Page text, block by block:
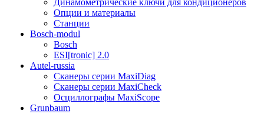
Динамометрические ключи для кондиционеров
Опции и материалы
Станции
Bosch-modul
Bosch
ESI[tronic] 2.0
Autel-russia
Сканеры серии MaxiDiag
Сканеры серии MaxiCheck
Осциллографы MaxiScope
Grunbaum